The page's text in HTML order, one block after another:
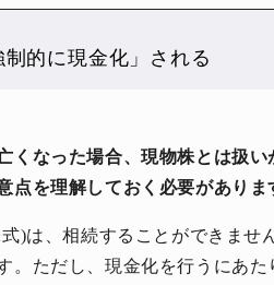
的に現金化」される
なった場合、現物株とは扱い
点を理解しておく必要がありま
)は、相続することができませ
。ただし、現金化を行うにあた